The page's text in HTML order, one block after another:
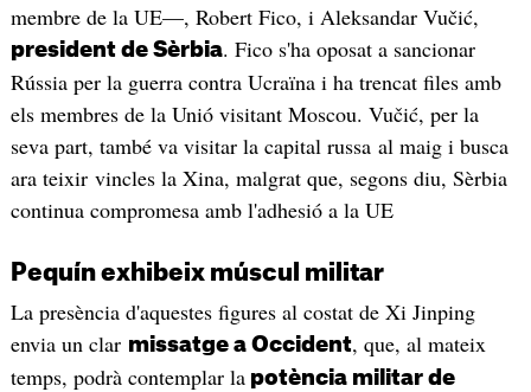
membre de la UE—, Robert Fico, i Aleksandar Vučić,
president de Sèrbia. Fico s'ha oposat a sancionar
Rússia per la guerra contra Ucraïna i ha trencat files amb
els membres de la Unió visitant Moscou. Vučić, per la
seva part, també va visitar la capital russa al maig i busca
ara teixir vincles la Xina, malgrat que, segons diu, Sèrbia
continua compromesa amb l'adhesió a la UE
Pequín exhibeix múscul militar
La presència d'aquestes figures al costat de Xi Jinping
envia un clar missatge a Occident, que, al mateix
temps, podrà contemplar la potència militar de